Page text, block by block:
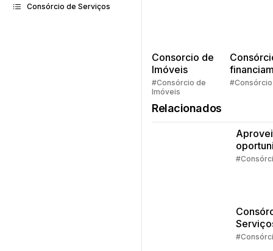
Consórcio de Serviços
Consorcio de
Imóveis
#Consórcio de
Imóveis
Quem
#Consórcio
Relacionados
da